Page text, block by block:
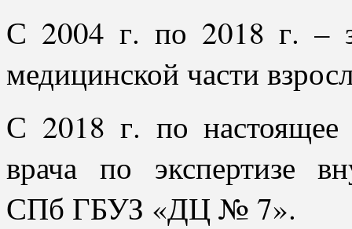
С 2004 г. по 2018 г. –
медицинской части
С 2018 г. по настоящее
врача по экспертизе
СПб ГБУЗ «ДЦ № 7».